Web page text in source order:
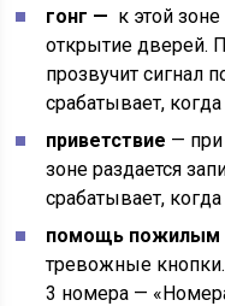
гонг — к этой
открытие дверей.
прозвучит сигнал
срабатывает,
приветствие — при
зоне раздается
срабатывает,
помощь пожилым
тревожные
3 номера —